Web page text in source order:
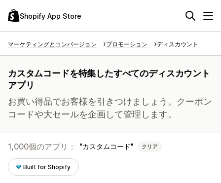
Shopify App Store
マーケティングとコンバージョン プロモーション ディスカウント
カスタムコードを特集したすべてのディスカウント
アプリ
お買い得品でお客様を引きつけましょう。クーポン
コードや大セールを企画して管理します。
1,000個のアプリ： カスタムコード クリア
Built for Shopify